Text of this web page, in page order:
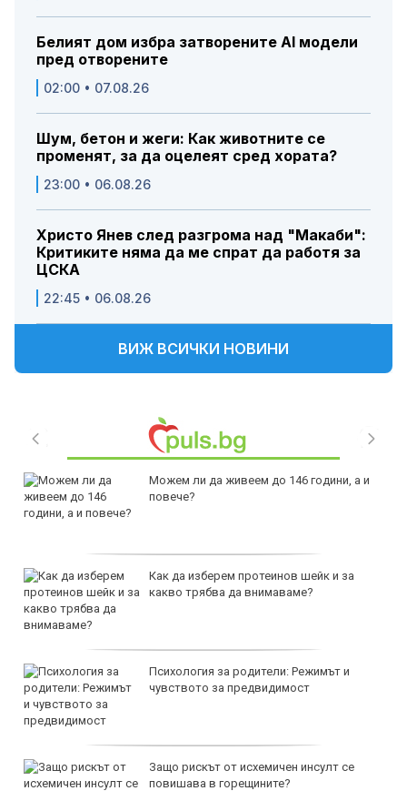
Белият дом избра затворените AI модели
пред отворените
02:00 • 07.08.26
Шум, бетон и жеги: Как животните се
променят, за да оцелеят сред хората?
23:00 • 06.08.26
Христо Янев след разгрома над "Макаби":
Критиките няма да ме спрат да работя за
ЦСКА
22:45 • 06.08.26
ВИЖ ВСИЧКИ НОВИНИ
Можем ли да живеем до 146 години, а и
повече?
Как да изберем протеинов шейк и за
какво трябва да внимаваме?
Психология за родители: Режимът и
чувството за предвидимост
Защо рискът от исхемичен инсулт се
повишава в горещините?